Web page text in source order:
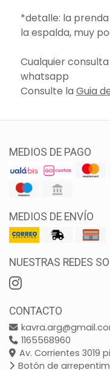
*detalle: la
la espalda, muy
Cualquier
whatsapp
Consulte la Guia
MEDIOS DE PAGO
MEDIOS DE ENVÍO
NUESTRAS REDES
CONTACTO
1165568960
Av. Corrientes 3019
Botón de